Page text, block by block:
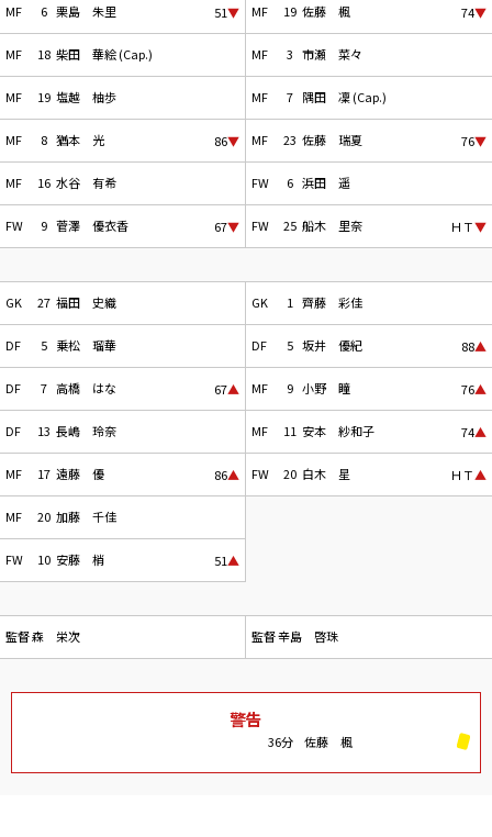
MF 6 栗島 朱里 51▼
MF 18 柴田 華絵 (Cap.)
MF 19 塩越 柚歩
MF 8 猶本 光 86▼
MF 16 水谷 有希
FW 9 菅澤 優衣香 67▼
GK 27 福田 史織
DF 5 乗松 瑠華
DF 7 高橋 はな 67▲
DF 13 長嶋 玲奈
MF 17 遠藤 優 86▲
MF 20 加藤 千佳
FW 10 安藤 梢 51▲
監督森 栄次
MF 19 佐藤 楓 74▼
MF 3 市瀬 菜々
MF 7 隅田 凜 (Cap.)
MF 23 佐藤 瑞夏 76▼
FW 6 浜田 遥
FW 25 船木 里奈 ＨＴ▼
GK 1 齊藤 彩佳
DF 5 坂井 優紀 88▲
MF 9 小野 瞳 76▲
MF 11 安本 紗和子 74▲
FW 20 白木 星 ＨＴ▲
監督辛島 啓珠
警告
36分 佐藤 楓